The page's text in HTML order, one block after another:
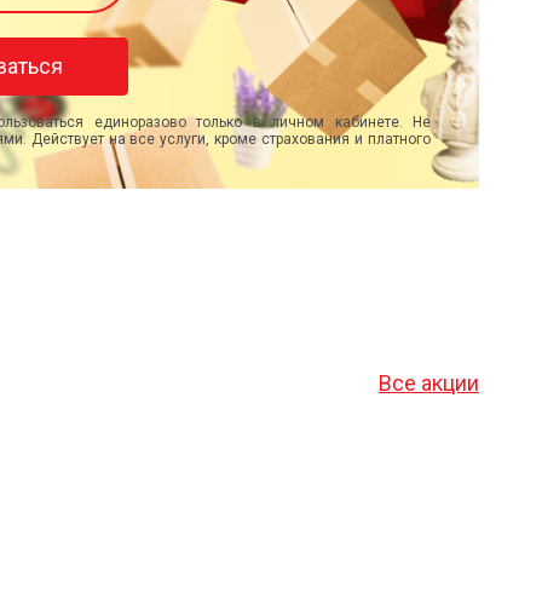
единоразово только в личном кабинете. Не
Действует на все услуги, кроме страхования и платного
Все акции